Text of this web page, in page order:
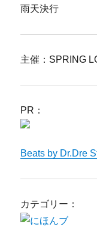
雨天決行
主催：SPRING
PR：
Beats by Dr.Dre
カテゴリー：